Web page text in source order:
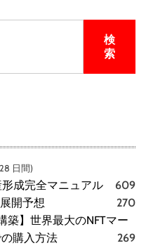
検
索
日間)
成完全マニュアル
609
開予想
270
築】世界最大のNFTマー
購入方法
269